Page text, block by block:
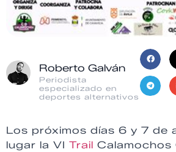
Roberto Galván
Periodista
especializado en
deportes alternativos
Los próximos días 6 y 7 de
lugar la VI Trail Calamochos